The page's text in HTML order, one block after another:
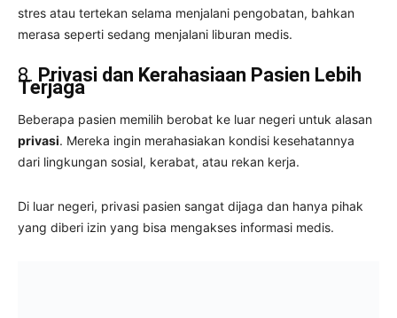
stres atau tertekan selama menjalani pengobatan, bahkan
merasa seperti sedang menjalani liburan medis.
8. Privasi dan Kerahasiaan Pasien Lebih
Terjaga
Beberapa pasien memilih berobat ke luar negeri untuk alasan
privasi. Mereka ingin merahasiakan kondisi kesehatannya
dari lingkungan sosial, kerabat, atau rekan kerja.
Di luar negeri, privasi pasien sangat dijaga dan hanya pihak
yang diberi izin yang bisa mengakses informasi medis.